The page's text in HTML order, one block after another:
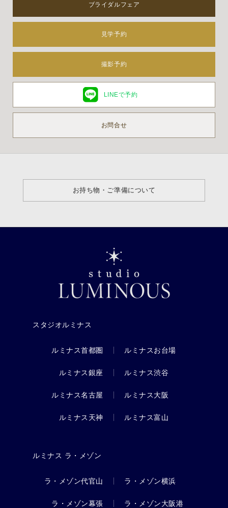
ブライダルフェア
見学予約
撮影予約
LINEで予約
お問合せ
お持ち物・ご準備について
スタジオルミナス
ルミナス首都圏 ルミナスお台場
ルミナス銀座 ルミナス渋谷
ルミナス名古屋 ルミナス大阪
ルミナス天神 ルミナス富山
ルミナス ラ・メゾン
ラ・メゾン代官山 ラ・メゾン横浜
ラ・メゾン幕張 ラ・メゾン大阪港